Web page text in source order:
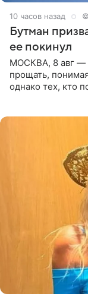
10 часов назад
Бутман
ее покинул
МОСКВА, 8 авг —
прощать,
однако тех, кто